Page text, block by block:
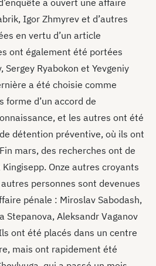
Igor Zhmyrev et d’autres
en vertu d’un article
ont également été portées
Sergey Ryabokon et Yevgeniy
a été choisie comme
d’un accord de
et les autres ont été
détention préventive, où ils ont
mars, des recherches ont de
Onze autres croyants
personnes sont devenues
pénale : Miroslav Sabodash,
Stepanova, Aleksandr Vaganov
ont été placés dans un centre
mais ont rapidement été